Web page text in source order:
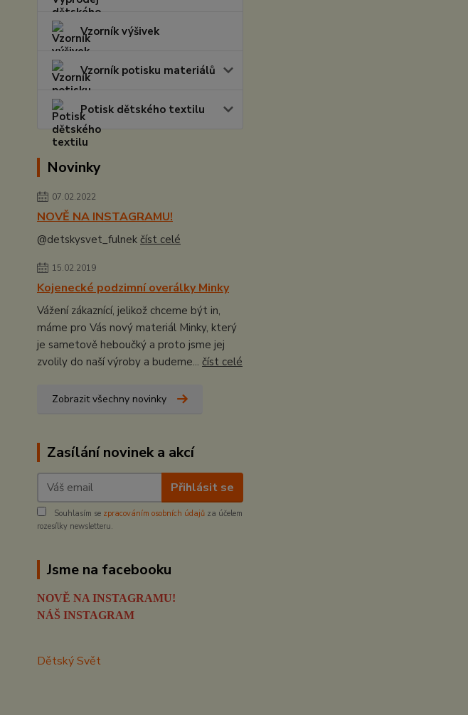
Vzorník výšivek
Vzorník potisku materiálů
Potisk dětského textilu
Novinky
07.02.2022
NOVĚ NA INSTAGRAMU!
@detskysvet_fulnek číst celé
15.02.2019
Kojenecké podzimní overálky Minky
Vážení zákaznící, jelikož chceme být in,
máme pro Vás nový materiál Minky, který
je sametově heboučký a proto jsme jej
zvolily do naší výroby a budeme... číst celé
Zobrazit všechny novinky
Zasílání novinek a akcí
Přihlásit se
Souhlasím se zpracováním osobních údajů za účelem
rozesílky newsletteru.
Jsme na facebooku
NOVĚ NA INSTAGRAMU!
NÁŠ INSTAGRAM
Dětský Svět